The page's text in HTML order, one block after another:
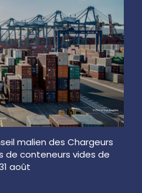
malien des Chargeurs
de conteneurs vides de
août